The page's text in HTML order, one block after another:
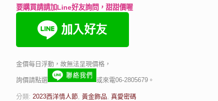
要購買請請加Line好友詢問，甜甜價喔
金價每日浮動，故無法呈現價格，
詢價請點選 或來電06-2805679。
分類: 2023西洋情人節, 黃金飾品, 真愛密碼